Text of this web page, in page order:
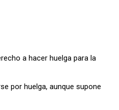
a hacer huelga para la
por huelga, aunque supone